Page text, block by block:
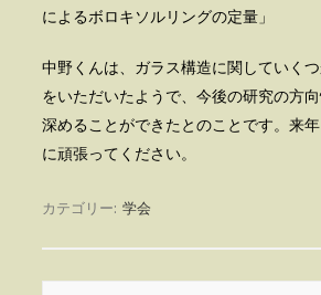
によるボロキソルリングの定量」
中野くんは、ガラス構造に関していく
をいただいたようで、今後の研究の方
深めることができたとのことです。来
に頑張ってください。
カテゴリー: 学会